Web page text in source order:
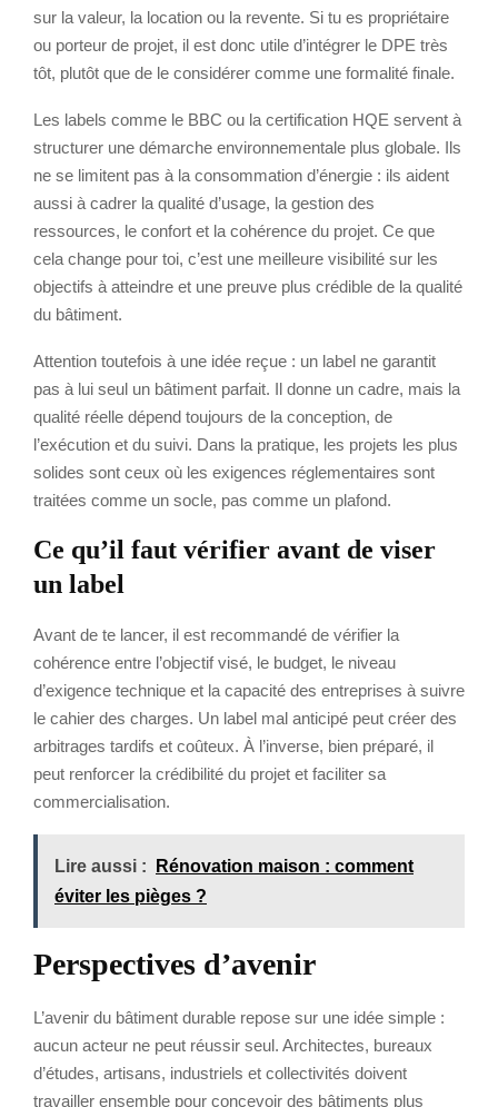
sur la valeur, la location ou la revente. Si tu es propriétaire
ou porteur de projet, il est donc utile d’intégrer le DPE très
tôt, plutôt que de le considérer comme une formalité finale.
Les labels comme le BBC ou la certification HQE servent à
structurer une démarche environnementale plus globale. Ils
ne se limitent pas à la consommation d’énergie : ils aident
aussi à cadrer la qualité d’usage, la gestion des
ressources, le confort et la cohérence du projet. Ce que
cela change pour toi, c’est une meilleure visibilité sur les
objectifs à atteindre et une preuve plus crédible de la qualité
du bâtiment.
Attention toutefois à une idée reçue : un label ne garantit
pas à lui seul un bâtiment parfait. Il donne un cadre, mais la
qualité réelle dépend toujours de la conception, de
l’exécution et du suivi. Dans la pratique, les projets les plus
solides sont ceux où les exigences réglementaires sont
traitées comme un socle, pas comme un plafond.
Ce qu’il faut vérifier avant de viser
un label
Avant de te lancer, il est recommandé de vérifier la
cohérence entre l’objectif visé, le budget, le niveau
d’exigence technique et la capacité des entreprises à suivre
le cahier des charges. Un label mal anticipé peut créer des
arbitrages tardifs et coûteux. À l’inverse, bien préparé, il
peut renforcer la crédibilité du projet et faciliter sa
commercialisation.
Lire aussi :
Rénovation maison : comment
éviter les pièges ?
Perspectives d’avenir
L’avenir du bâtiment durable repose sur une idée simple :
aucun acteur ne peut réussir seul. Architectes, bureaux
d’études, artisans, industriels et collectivités doivent
travailler ensemble pour concevoir des bâtiments plus